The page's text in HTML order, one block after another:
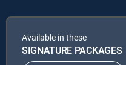
Available in these
SIGNATURE PACKAGES